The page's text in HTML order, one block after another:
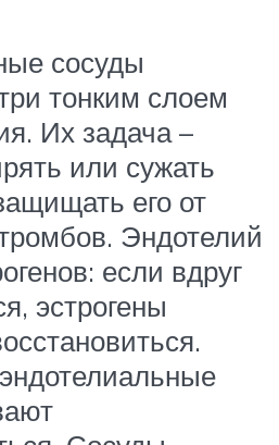
сосуды
тонким слоем
Их задача –
или сужать
его от
Эндотелий
если вдруг
эстрогены